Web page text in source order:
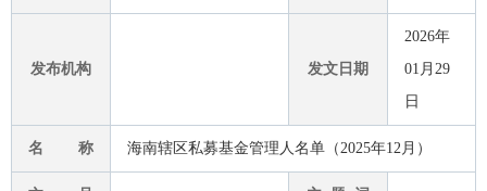
发布机构 发文日期
2026年
01月29
日
名 称 海南辖区私募基金管理人名单（2025年12月）